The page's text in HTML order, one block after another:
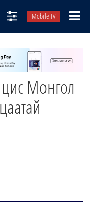
Mobile TV
Монгол